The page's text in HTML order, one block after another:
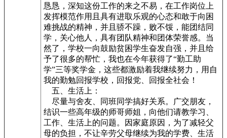
恳恳，深知这份工作的来之不易，在工作岗位上
发挥模范作用且具有进取乐观的心态和敢于向困
难挑战的精神，并且骄不躁，败不馁，能团结同
学，关心他人，具有团队精神和团体荣誉感。当
然了，学校一向鼓励贫困学生奋发自强，并且给
予了很多的帮忙，我也在今年获得了“勤工助
学”三等奖学金，这些都激励着我继续努力，用自
我的勤勉回报学校，回报党、回报全社会！
五、生活上：
尽量与舍友、同班同学搞好关系。广交朋友，
结识一些高年级的师哥师姐，向他们请教学习、
工作、生活上的问题。因家庭原因，为了减轻父
母的负担，不让辛劳父母继续为我的学费、生活